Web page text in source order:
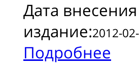
Дата
издание:2012-
Подробнее